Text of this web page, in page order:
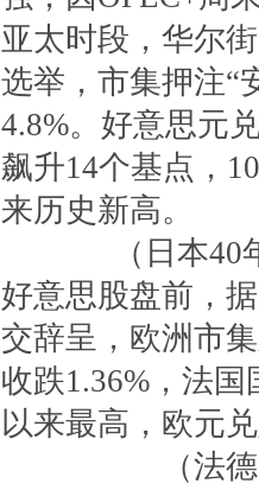
亚太时段，华尔
选举，市集押注“
4.8%。好意思元
飙升14个基点，
来历史新高。
（日本
好意思股盘前，
交辞呈，欧洲市
收跌1.36%，法
以来最高，欧元
（法